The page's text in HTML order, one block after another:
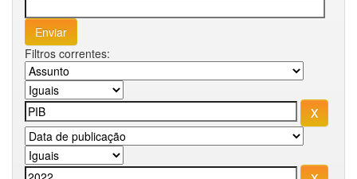
Filtros correntes: